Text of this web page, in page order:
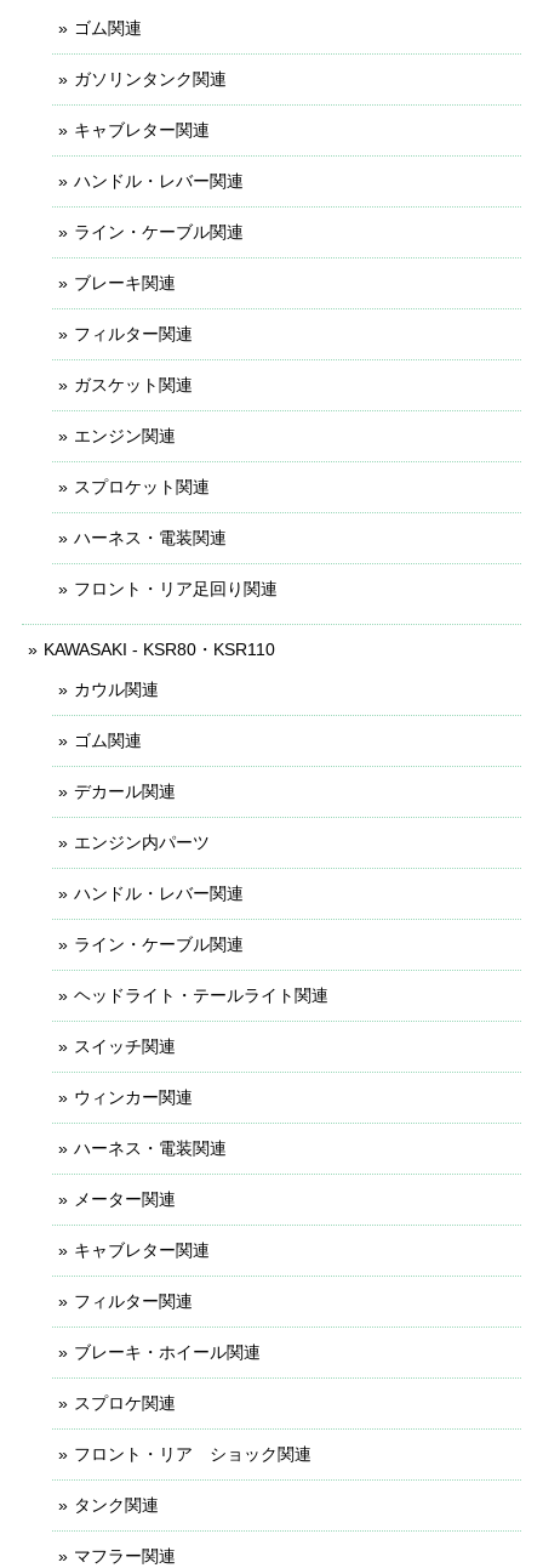
ゴム関連
ガソリンタンク関連
キャブレター関連
ハンドル・レバー関連
ライン・ケーブル関連
ブレーキ関連
フィルター関連
ガスケット関連
エンジン関連
スプロケット関連
ハーネス・電装関連
フロント・リア足回り関連
KAWASAKI - KSR80・KSR110
カウル関連
ゴム関連
デカール関連
エンジン内パーツ
ハンドル・レバー関連
ライン・ケーブル関連
ヘッドライト・テールライト関連
スイッチ関連
ウィンカー関連
ハーネス・電装関連
メーター関連
キャブレター関連
フィルター関連
ブレーキ・ホイール関連
スプロケ関連
フロント・リア ショック関連
タンク関連
マフラー関連